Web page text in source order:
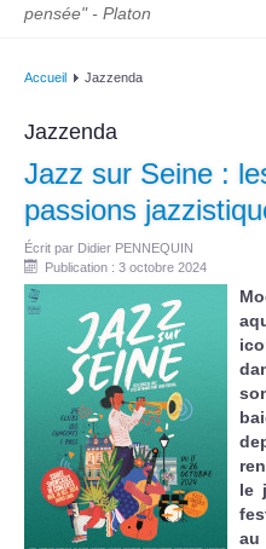
pensée" - Platon
Accueil Jazzenda
Jazzenda
Jazz sur Seine :
passions
Écrit par Didier PENNEQUIN
Publication : 3 octobre 2024
le
au